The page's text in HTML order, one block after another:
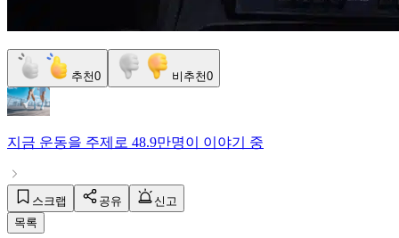
추천0 비추천0
지금 운동을 주제로 48.9만명이 이야기 중
스크랩 공유
신고
목록